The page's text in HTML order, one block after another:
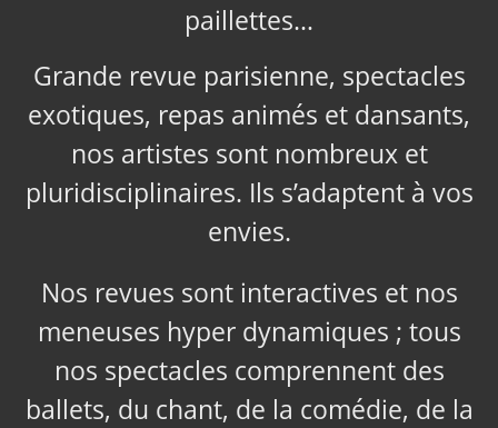
paillettes…
Grande revue parisienne, spectacles
exotiques, repas animés et dansants,
nos artistes sont nombreux et
pluridisciplinaires. Ils s’adaptent à vos
envies.
Nos revues sont interactives et nos
meneuses hyper dynamiques ; tous
nos spectacles comprennent des
ballets, du chant, de la comédie, de la